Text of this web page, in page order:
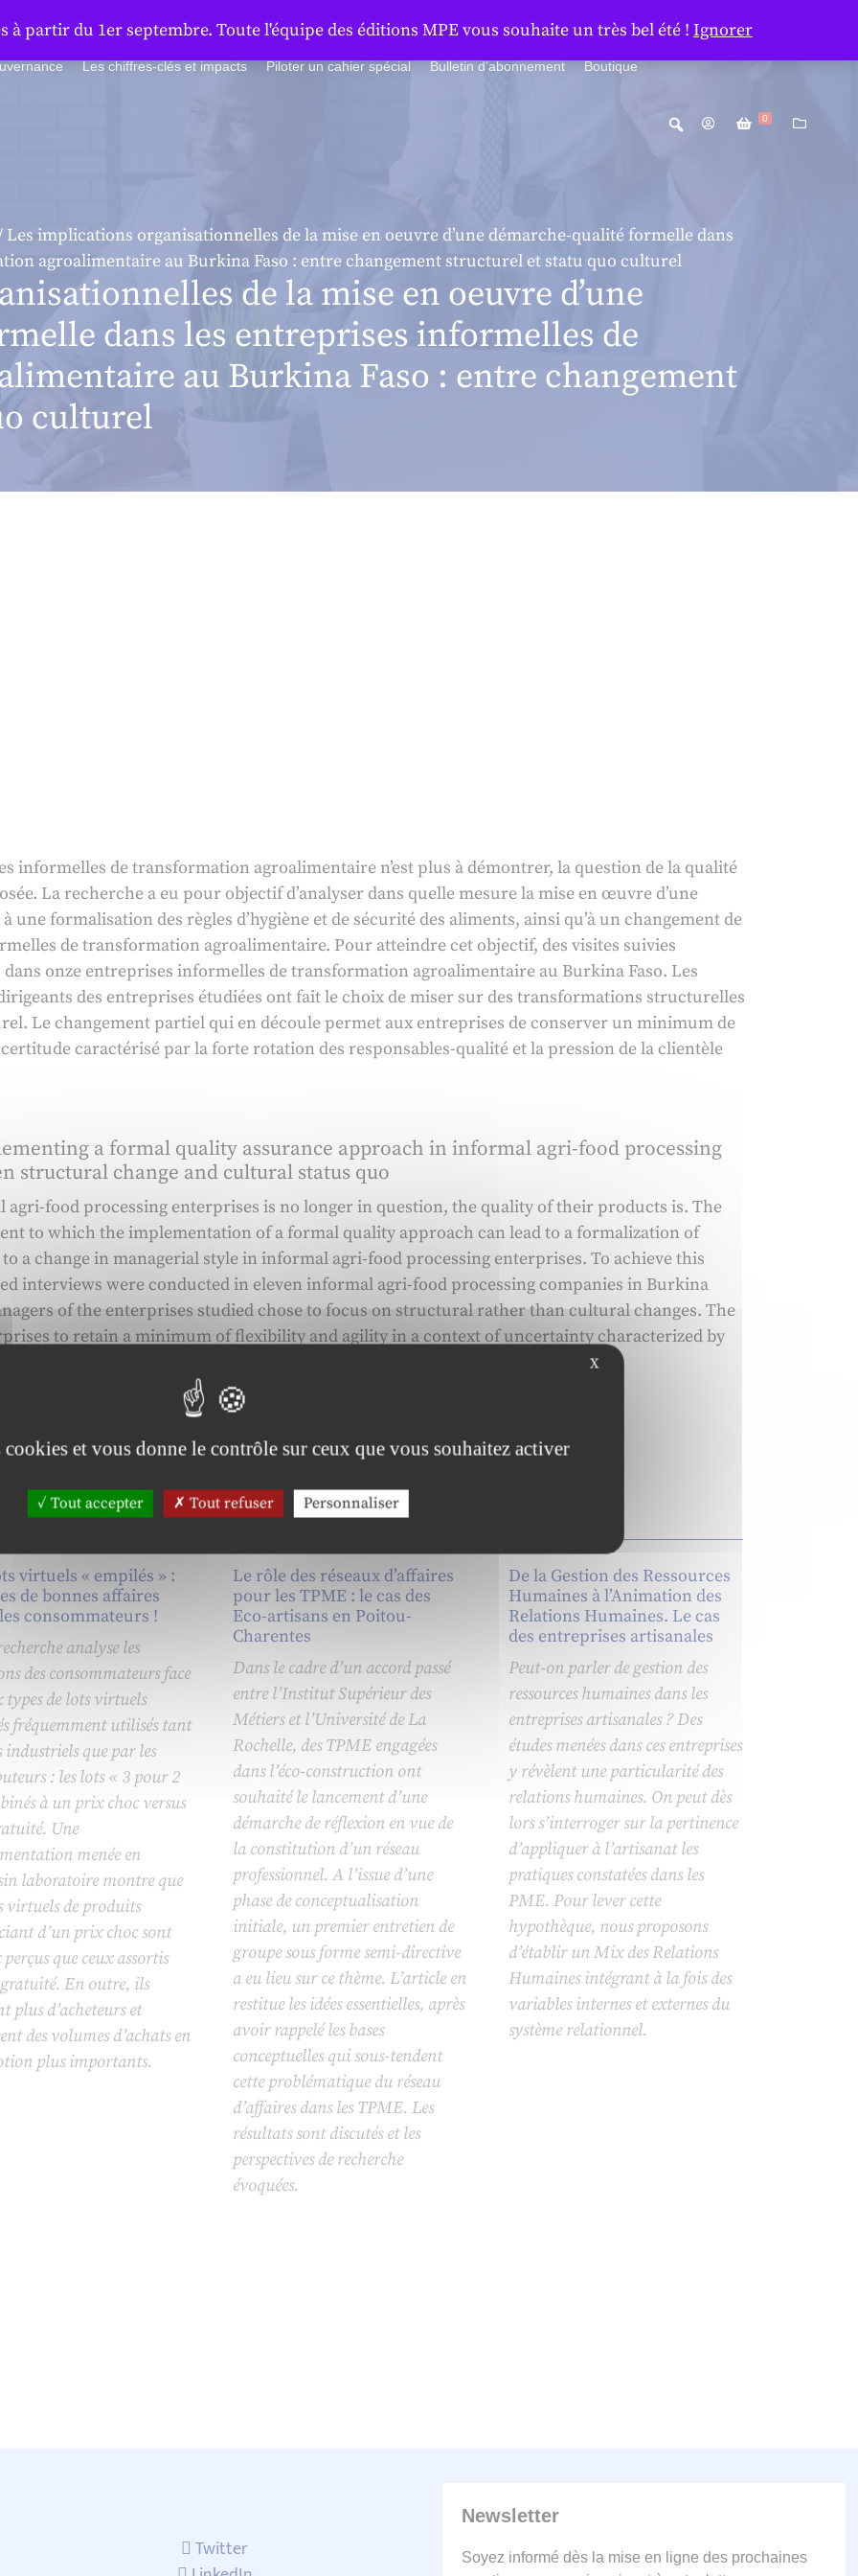
Les chiffres-clés et impacts Piloter un cahier spécial Bulletin d’abonnement Boutique
0
Les implications organisationnelles de la mise en oeuvre d’une démarche-qualité formelle dans
agroalimentaire au Burkina Faso : entre changement structurel et statu quo culturel
de la mise en oeuvre d’une
dans les entreprises informelles de
au Burkina Faso : entre changement
culturel
informelles de transformation agroalimentaire n’est plus à démontrer, la question de la qualité
La recherche a eu pour objectif d’analyser dans quelle mesure la mise en œuvre d’une
formalisation des règles d’hygiène et de sécurité des aliments, ainsi qu’à un changement de
de transformation agroalimentaire. Pour atteindre cet objectif, des visites suivies
onze entreprises informelles de transformation agroalimentaire au Burkina Faso. Les
des entreprises étudiées ont fait le choix de miser sur des transformations structurelles
Le changement partiel qui en découle permet aux entreprises de conserver un minimum de
caractérisé par la forte rotation des responsables-qualité et la pression de la clientèle
a formal quality assurance approach in informal agri-food processing
structural change and cultural status quo
food processing enterprises is no longer in question, the quality of their products is. The
to which the implementation of a formal quality approach can lead to a formalization of
a change in managerial style in informal agri-food processing enterprises. To achieve this
interviews were conducted in eleven informal agri-food processing companies in Burkina
of the enterprises studied chose to focus on structural rather than cultural changes. The
to retain a minimum of flexibility and agility in a context of uncertainty characterized by
pressure for higher quality.
virtuels « empilés » :
de bonnes affaires
consommateurs !
analyse les
des consommateurs face
types de lots virtuels
fréquemment utilisés tant
industriels que par les
: les lots « 3 pour 2
à un prix choc versus
Une
menée en
laboratoire montre que
virtuels de produits
d’un prix choc sont
que ceux assortis
gratuité. En outre, ils
plus d’acheteurs et
des volumes d’achats en
plus importants.
Le rôle des réseaux d’affaires
pour les TPME : le cas des
Eco-artisans en Poitou-
Charentes
Dans le cadre d’un accord passé
entre l’Institut Supérieur des
Métiers et l’Université de La
Rochelle, des TPME engagées
dans l’éco-construction ont
souhaité le lancement d’une
démarche de réflexion en vue de
la constitution d’un réseau
professionnel. A l’issue d’une
phase de conceptualisation
initiale, un premier entretien de
groupe sous forme semi-directive
a eu lieu sur ce thème. L’article en
restitue les idées essentielles, après
avoir rappelé les bases
conceptuelles qui sous-tendent
cette problématique du réseau
d’affaires dans les TPME. Les
résultats sont discutés et les
perspectives de recherche
évoquées.
De la Gestion des Ressources
Humaines à l’Animation des
Relations Humaines. Le cas
des entreprises artisanales
Peut-on parler de gestion des
ressources humaines dans les
entreprises artisanales ? Des
études menées dans ces entreprises
y révèlent une particularité des
relations humaines. On peut dès
lors s’interroger sur la pertinence
d’appliquer à l’artisanat les
pratiques constatées dans les
PME. Pour lever cette
hypothèque, nous proposons
d’établir un Mix des Relations
Humaines intégrant à la fois des
variables internes et externes du
système relationnel.
Twitter
Newsletter
Soyez informé dès la mise en ligne des prochaines
à partir du 1er septembre. Toute l'équipe des éditions MPE vous souhaite un très bel été ! Ignorer
X
et vous donne le contrôle sur ceux que vous souhaitez activer
Tout accepter Tout refuser Personnaliser